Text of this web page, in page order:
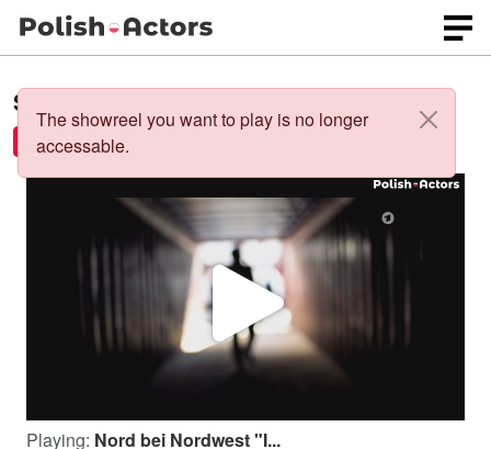
The showreel you want to play is no longer
accessable.
Showreels of
Nord bei Nordwest 2021
P
l
Playing: Nord bei Nordwest "I...